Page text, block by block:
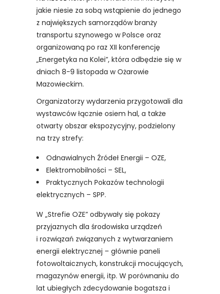
jakie niesie za sobą wstąpienie do jednego
z największych samorządów branży
transportu szynowego w Polsce oraz
organizowaną po raz XII konferencję
„Energetyka na Kolei”, która odbędzie się w
dniach 8-9 listopada w Ożarowie
Mazowieckim.
Organizatorzy wydarzenia przygotowali dla
wystawców łącznie osiem hal, a także
otwarty obszar ekspozycyjny, podzielony
na trzy strefy:
Odnawialnych Źródeł Energii – OZE,
Elektromobilności – SEL,
Praktycznych Pokazów technologii
elektrycznych – SPP.
W „Strefie OZE” odbywały się pokazy
przyjaznych dla środowiska urządzeń
i rozwiązań związanych z wytwarzaniem
energii elektrycznej – głównie paneli
fotowoltaicznych, konstrukcji mocujących,
magazynów energii, itp. W porównaniu do
lat ubiegłych zdecydowanie bogatsza i